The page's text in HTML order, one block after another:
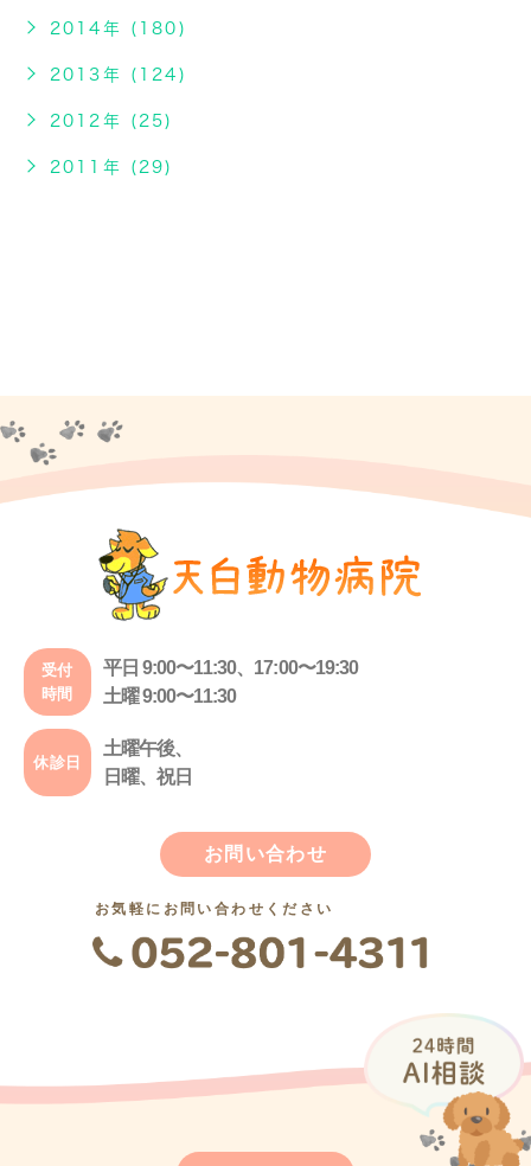
2014年 (180)
2013年 (124)
2012年 (25)
2011年 (29)
受付
時間
平日 9:00〜11:30、17:00〜19:30
土曜 9:00〜11:30
休診日
土曜午後、
日曜、祝日
お問い合わせ
お気軽にお問い合わせください